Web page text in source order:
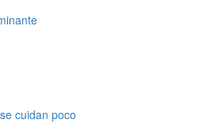
cuidan poco